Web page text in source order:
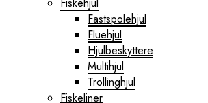
Fastspolehjul
Fluehjul
Hjulbeskyttere
Multihjul
Trollinghjul
Fiskeliner